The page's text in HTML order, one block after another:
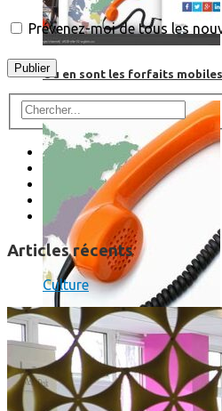
Où en sont les forfaits
SmartPhone
Prévenez-moi de tous les
Articles récents
Culture